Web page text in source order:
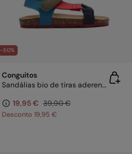
-50%
Conguitos
Sandálias bio de tiras aderentes
19,95 € 39,90 €
Desconto 19,95 €